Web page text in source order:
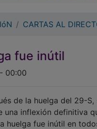
CARTAS AL
fue inútil
00:00
de la huelga del 29-
una inflexión definitiva
huelga fue inútil en